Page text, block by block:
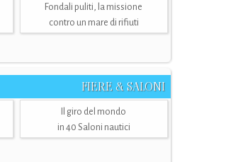
Fondali puliti, la missione
contro un mare di rifiuti
FIERE & SALONI
Il giro del mondo
in 40 Saloni nautici